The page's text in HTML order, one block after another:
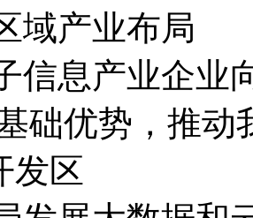
域产业布局
信息产业企业
础优势，推
发区